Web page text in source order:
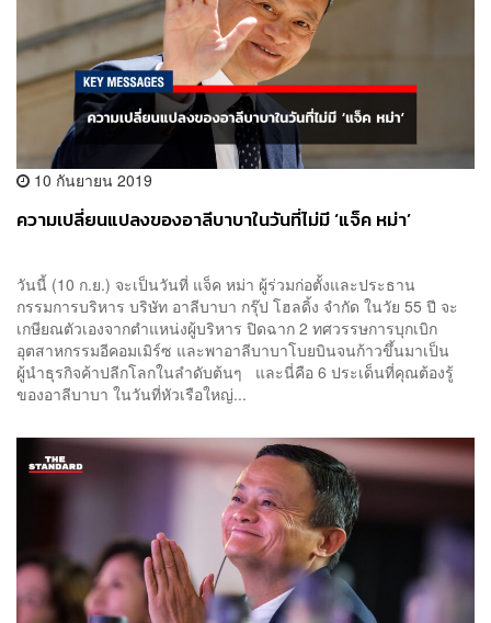
10 กันยายน 2019
ความเปลี่ยนแปลงของอาลีบาบาในวันที่ไม่มี ‘แจ็ค หม่า’
วันนี้ (10 ก.ย.) จะเป็นวันที่ แจ็ค หม่า ผู้ร่วมก่อตั้งและประธาน
กรรมการบริหาร บริษัท อาลีบาบา กรุ๊ป โฮลดิ้ง จำกัด ในวัย 55 ปี จะ
เกษียณตัวเองจากตำแหน่งผู้บริหาร ปิดฉาก 2 ทศวรรษการบุกเบิก
อุตสาหกรรมอีคอมเมิร์ซ และพาอาลีบาบาโบยบินจนก้าวขึ้นมาเป็น
ผู้นำธุรกิจค้าปลีกโลกในลำดับต้นๆ และนี่คือ 6 ประเด็นที่คุณต้องรู้
ของอาลีบาบา ในวันที่หัวเรือใหญ่...